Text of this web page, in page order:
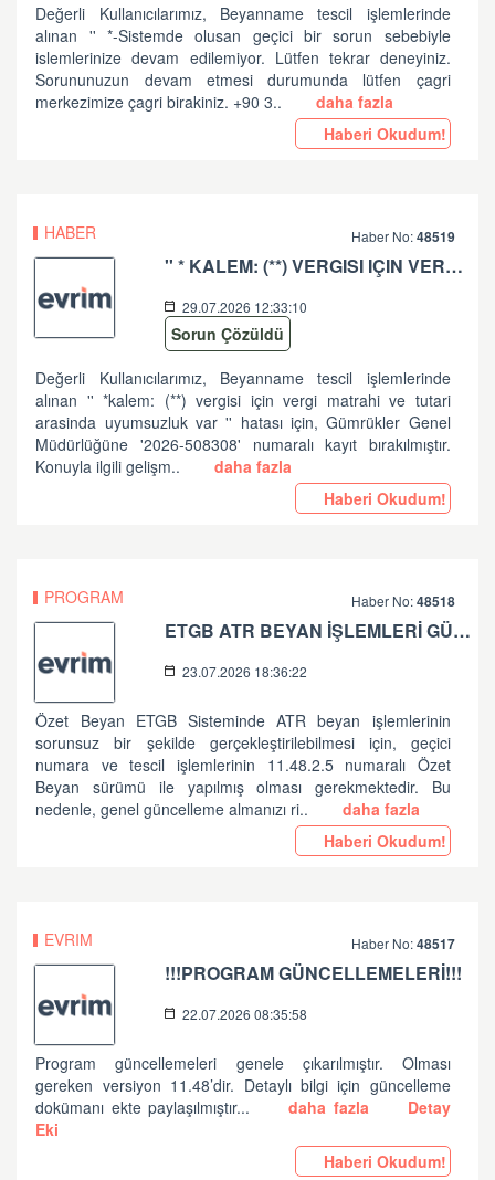
Değerli Kullanıcılarımız, Beyanname tescil işlemlerinde
alınan '' *-Sistemde olusan geçici bir sorun sebebiyle
islemlerinize devam edilemiyor. Lütfen tekrar deneyiniz.
Sorununuzun devam etmesi durumunda lütfen çagri
merkezimize çagri birakiniz. +90 3..
daha fazla
Haberi Okudum!
HABER Haber No:48519
'' * KALEM: (**) VERGISI IÇIN VERGI MATRAHI VE TUTARI ARASINDA UYUMSUZLUK VAR '' HATASI HK
29.07.2026 12:33:10
Sorun Çözüldü
Değerli Kullanıcılarımız, Beyanname tescil işlemlerinde
alınan '' *kalem: (**) vergisi için vergi matrahi ve tutari
arasinda uyumsuzluk var '' hatası için, Gümrükler Genel
Müdürlüğüne '2026-508308' numaralı kayıt bırakılmıştır.
Konuyla ilgili gelişm..
daha fazla
Haberi Okudum!
PROGRAM Haber No:48518
ETGB ATR BEYAN İŞLEMLERİ GÜNCELLEME HAKKINDA
23.07.2026 18:36:22
Özet Beyan ETGB Sisteminde ATR beyan işlemlerinin
sorunsuz bir şekilde gerçekleştirilebilmesi için, geçici
numara ve tescil işlemlerinin 11.48.2.5 numaralı Özet
Beyan sürümü ile yapılmış olması gerekmektedir. Bu
nedenle, genel güncelleme almanızı ri..
daha fazla
Haberi Okudum!
EVRIM Haber No:48517
!!!PROGRAM GÜNCELLEMELERİ!!!
22.07.2026 08:35:58
Program güncellemeleri genele çıkarılmıştır. Olması
gereken versiyon 11.48’dir. Detaylı bilgi için güncelleme
dokümanı ekte paylaşılmıştır...
daha fazla
Detay
Eki
Haberi Okudum!